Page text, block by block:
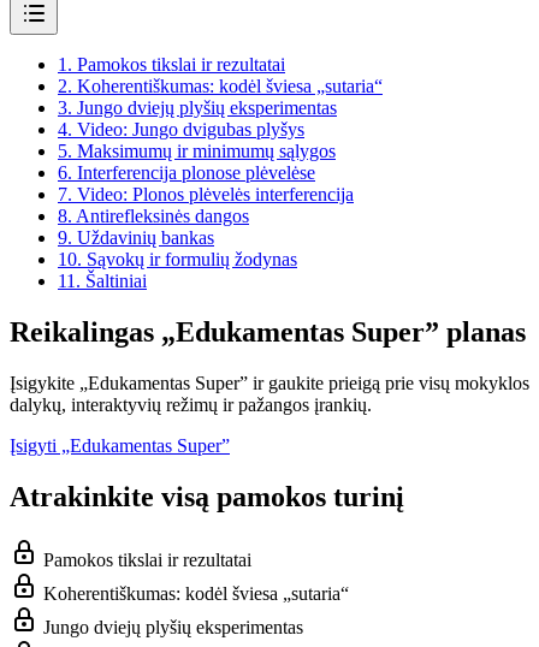
1. Pamokos tikslai ir rezultatai
2. Koherentiškumas: kodėl šviesa „sutaria“
3. Jungo dviejų plyšių eksperimentas
4. Video: Jungo dvigubas plyšys
5. Maksimumų ir minimumų sąlygos
6. Interferencija plonose plėvelėse
7. Video: Plonos plėvelės interferencija
8. Antirefleksinės dangos
9. Uždavinių bankas
10. Sąvokų ir formulių žodynas
11. Šaltiniai
Reikalingas „Edukamentas Super” planas
Įsigykite „Edukamentas Super” ir gaukite prieigą prie visų mokyklos
dalykų, interaktyvių režimų ir pažangos įrankių.
Įsigyti „Edukamentas Super”
Atrakinkite visą pamokos turinį
Pamokos tikslai ir rezultatai
Koherentiškumas: kodėl šviesa „sutaria“
Jungo dviejų plyšių eksperimentas